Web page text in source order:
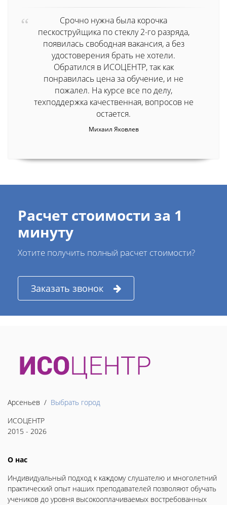
Срочно нужна была корочка
пескоструйщика по стеклу 2-го разряда,
появилась свободная вакансия, а без
удостоверения брать не хотели.
Обратился в ИСОЦЕНТР, так как
понравилась цена за обучение, и не
пожалел. На курсе все по делу,
техподдержка качественная, вопросов не
остается.
Михаил Яковлев
Расчет стоимости за 1
минуту
Хотите получить полный расчет стоимости?
Заказать звонок
Арсеньев / Выбрать город
ИСОЦЕНТР
2015 - 2026
О нас
Индивидуальный подход к каждому слушателю и многолетний
практический опыт наших преподавателей позволяют обучать
учеников до уровня высокооплачиваемых востребованных